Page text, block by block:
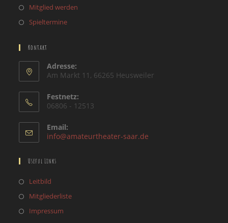
Mitglied werden
Spieltermine
Kontakt
Adresse:
Am Markt 11, 66265 Heusweiler
Festnetz:
06806 - 12513
Email:
info@amateurtheater-saar.de
Useful Links
Leitbild
in
MitgliederlisteOpens
Impressum